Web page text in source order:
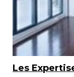
Les